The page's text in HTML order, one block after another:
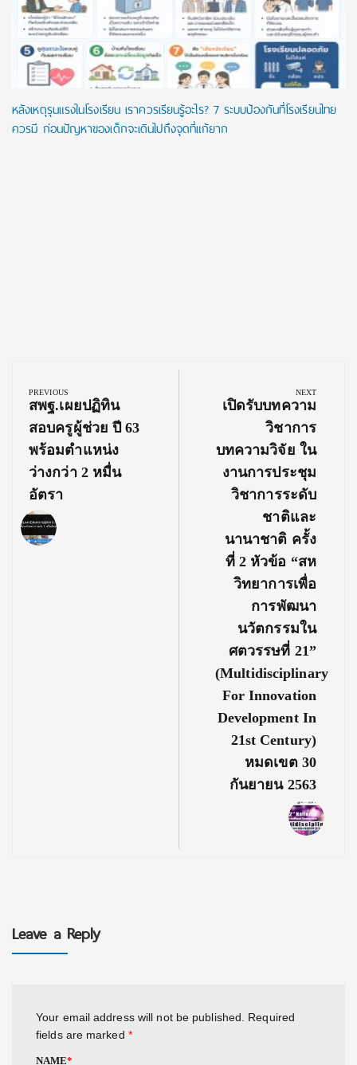
หลังเหตุรุนแรงในโรงเรียน เราควรเรียนรู้อะไร? 7 ระบบป้องกันที่โรงเรียนไทย
ควรมี ก่อนปัญหาของเด็กจะเดินไปถึงจุดที่แก้ยาก
navigation
PREVIOUS
Previous
Post:
สพฐ.เผยปฏิทิน
สอบครูผู้ช่วย ปี 63
พร้อมตำแหน่ง
ว่างกว่า 2 หมื่น
อัตรา
NEXT
Next
เปิดรับบทความ
วิชาการ
บทความวิจัย ใน
งานการประชุม
วิชาการระดับ
ชาติและ
นานาชาติ ครั้ง
ที่ 2 หัวข้อ “สห
วิทยาการเพื่อ
การพัฒนา
นวัตกรรมใน
ศตวรรษที่ 21”
(Multidisciplinary
For Innovation
Development In
21st Century)
หมดเขต 30
กันยายน 2563
Leave a Reply
Your email address will not be published.
Required
fields are marked *
NAME*